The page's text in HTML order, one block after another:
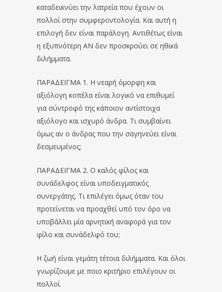
καταδεικνύει την λατρεία που έχουν οι
πολλοί στην συμφεροντολογία. Και αυτή η
επιλογή δεν είναι παράλογη. Αντιθέτως είναι
η εξυπνότερη ΑΝ δεν προσκρούει σε ηθικά
διλήμματα.
ΠΑΡΑΔΕΙΓΜΑ 1. Η νεαρή όμορφη και
αξιόλογη κοπέλα είναι λογικό να επιθυμεί
για σύντροφό της κάποιον αντίστοιχα
αξιόλογο και ισχυρό άνδρα. Τι συμβαίνει
όμως αν ο άνδρας που την σαγηνεύει είναι
δεσμευμένος;
ΠΑΡΑΔΕΙΓΜΑ 2. Ο καλός φίλος και
συνάδελφος είναι υποδειγματικός
συνεργάτης. Τι επιλέγει όμως όταν του
προτείνεται να προαχθεί υπό τον όρο να
υποβάλλει μία αρνητική αναφορά για τον
φίλο και συνάδελφό του;
Η ζωή είναι γεμάτη τέτοια διλήμματα. Και όλοι
γνωρίζουμε με ποιο κριτήριο επιλέγουν οι
πολλοί.